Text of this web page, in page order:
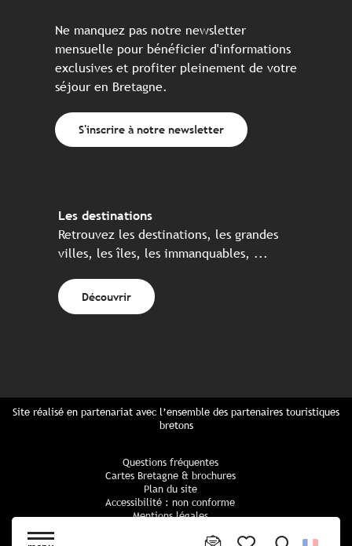
Ne manquez pas notre newsletter
mensuelle pour bénéficier d'informations
exclusives et profiter pleinement de votre
séjour en Bretagne.
S'inscrire à notre newsletter
Les destinations
Retrouvez les destinations, les grandes
villes, les îles, les immanquables, ...
Découvrir
Site réalisé en partenariat avec l’ensemble des partenaires touristiques
bretons
Questions fréquentes
Cartes Bretagne & brochures
Plan du site
Accessibilité : non conforme
Mentions légales
Politique cookies